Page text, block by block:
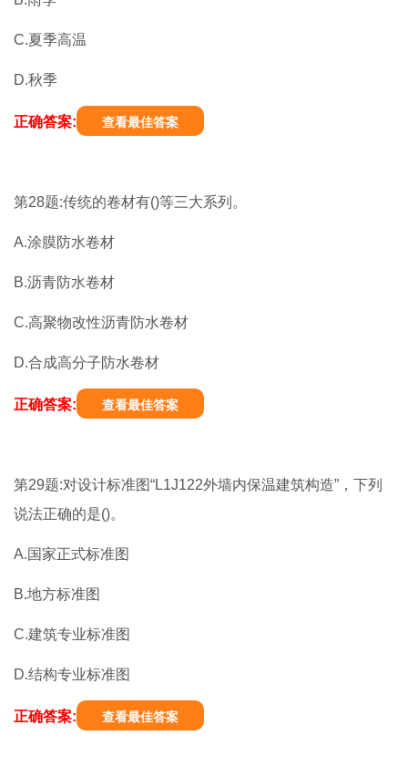
C.夏季高温
D.秋季
正确答案: 查看最佳答案
第28题:传统的卷材有()等三大系列。
A.涂膜防水卷材
B.沥青防水卷材
C.高聚物改性沥青防水卷材
D.合成高分子防水卷材
正确答案: 查看最佳答案
第29题:对设计标准图“L1J122外墙内保温建筑构造”，下列
说法正确的是()。
A.国家正式标准图
B.地方标准图
C.建筑专业标准图
D.结构专业标准图
正确答案: 查看最佳答案